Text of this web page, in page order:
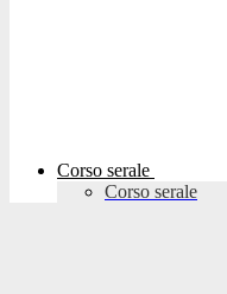
Corso serale
Corso serale